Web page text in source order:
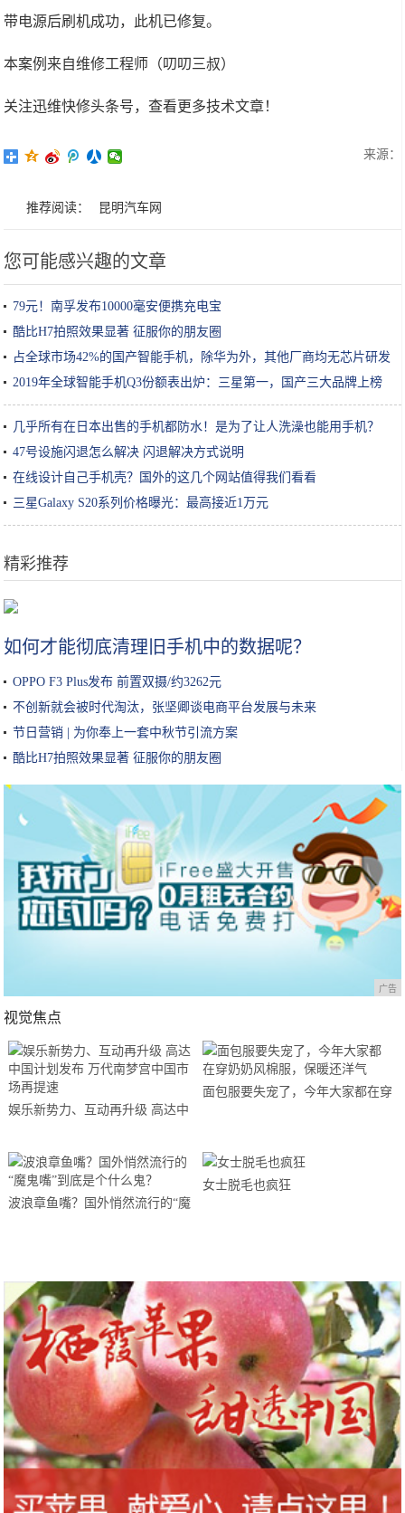
带电源后刷机成功，此机已修复。
本案例来自维修工程师（叨叨三叔）
关注迅维快修头条号，查看更多技术文章！
来源：
推荐阅读： 昆明汽车网
您可能感兴趣的文章
79元！南孚发布10000毫安便携充电宝
酷比H7拍照效果显著 征服你的朋友圈
占全球市场42%的国产智能手机，除华为外，其他厂商均无芯片研发
2019年全球智能手机Q3份额表出炉：三星第一，国产三大品牌上榜
几乎所有在日本出售的手机都防水！是为了让人洗澡也能用手机？
47号设施闪退怎么解决 闪退解决方式说明
在线设计自己手机壳？国外的这几个网站值得我们看看
三星Galaxy S20系列价格曝光：最高接近1万元
精彩推荐
如何才能彻底清理旧手机中的数据呢？
OPPO F3 Plus发布 前置双摄/约3262元
不创新就会被时代淘汰，张坚卿谈电商平台发展与未来
节日营销 | 为你奉上一套中秋节引流方案
酷比H7拍照效果显著 征服你的朋友圈
广告
视觉焦点
娱乐新势力、互动再升级 高达中
再提速
面包服要失宠了，今年大家都在穿
波浪章鱼嘴？国外悄然流行的“魔
女士脱毛也疯狂